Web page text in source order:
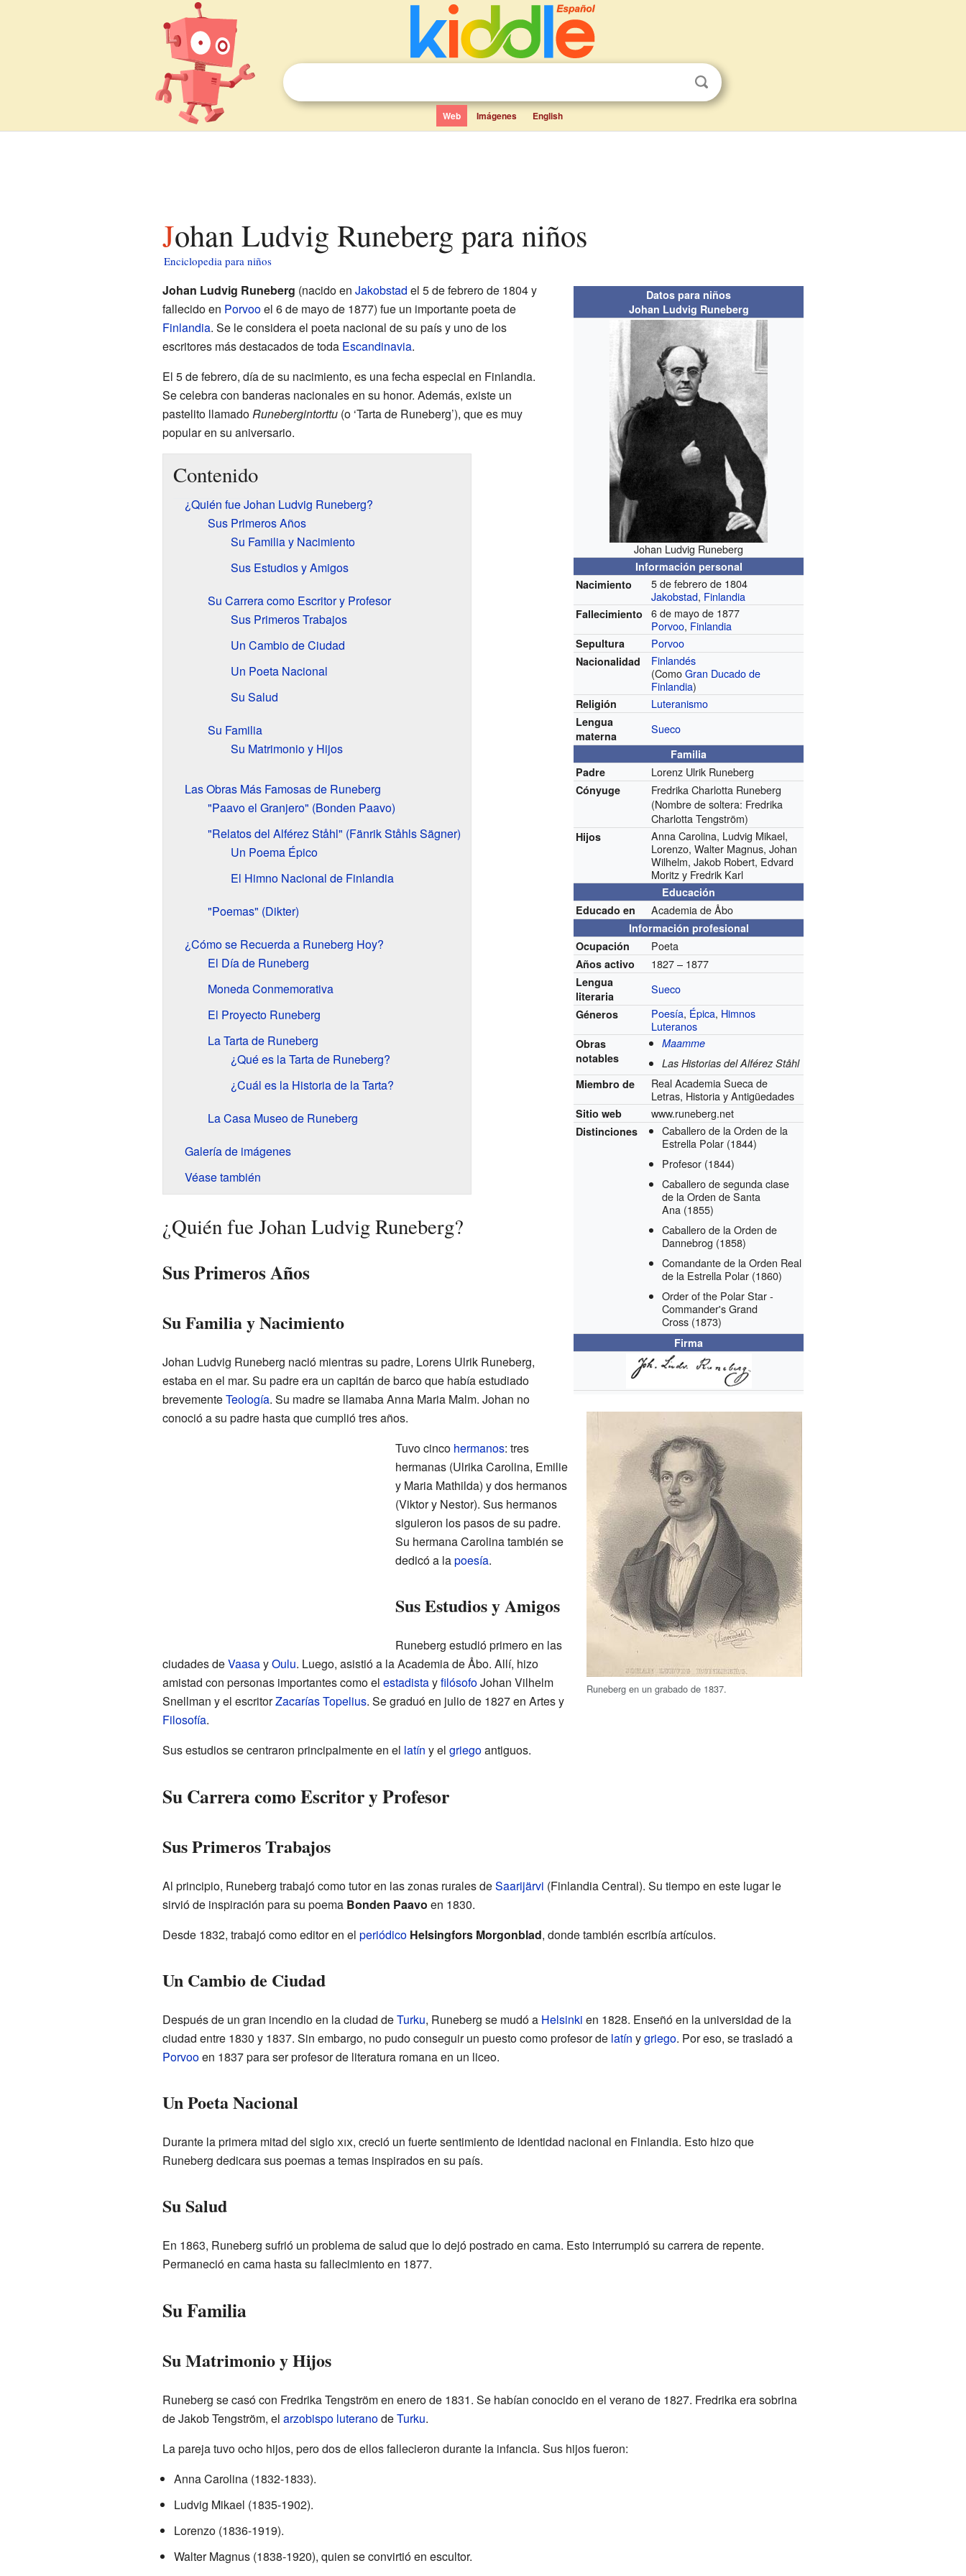
Web Imágenes English
Johan Ludvig Runeberg para niños
Enciclopedia para niños
Datos para niños
Johan Ludvig Runeberg
Johan Ludvig Runeberg
Información personal
Nacimiento
5 de febrero de 1804
Jakobstad, Finlandia
Fallecimiento
6 de mayo de 1877
Porvoo, Finlandia
Sepultura Porvoo
Nacionalidad
Finlandés
(ComoGran Ducado de
Finlandia)
Religión Luteranismo
Lengua
materna
Sueco
Familia
Padre
Lorenz Ulrik Runeberg
Cónyuge
Fredrika Charlotta Runeberg
(Nombre de soltera: Fredrika
Charlotta Tengström)
Hijos
Anna Carolina, Ludvig Mikael,
Lorenzo, Walter Magnus, Johan
Wilhelm, Jakob Robert, Edvard
Moritz y Fredrik Karl
Educación
Educado en
Academia de Åbo
Información profesional
Ocupación
Poeta
Años activo 1827 – 1877
Lengua
literaria
Sueco
Géneros Poesía, Épica, Himnos
Luteranos
Obras
notables
Maamme
Las Historias del Alférez Ståhl
Miembro de
Real Academia Sueca de
Letras, Historia y Antigüedades
Sitio web www.runeberg.net
Distinciones
Caballero de la Orden de la
Estrella Polar (1844)
Profesor (1844)
Caballero de segunda clase
de la Orden de Santa
Ana (1855)
Caballero de la Orden de
Dannebrog (1858)
Comandante de la Orden Real
de la Estrella Polar (1860)
Order of the Polar Star -
Commander's Grand
Cross (1873)
Firma
Runeberg en un grabado de 1837.
Johan Ludvig Runeberg (nacido en Jakobstad el 5 de febrero de 1804 y
fallecido en Porvooel 6 de mayo de 1877) fue un importante poeta de
Finlandia. Se le considera el poeta nacional de su país y uno de los
escritores más destacados de toda Escandinavia.
El 5 de febrero, día de su nacimiento, es una fecha especial en Finlandia.
Se celebra con banderas nacionales en su honor. Además, existe un
pastelito llamadoRunebergintorttu(o ‘Tarta de Runeberg’), que es muy
popular en su aniversario.
Contenido
¿Quién fue Johan Ludvig Runeberg?
Sus Primeros Años
Su Familia y Nacimiento
Sus Estudios y Amigos
Su Carrera como Escritor y Profesor
Sus Primeros Trabajos
Un Cambio de Ciudad
Un Poeta Nacional
Su Salud
Su Familia
Su Matrimonio y Hijos
Las Obras Más Famosas de Runeberg
"Paavo el Granjero" (Bonden Paavo)
"Relatos del Alférez Ståhl" (Fänrik Ståhls Sägner)
Un Poema Épico
El Himno Nacional de Finlandia
"Poemas" (Dikter)
¿Cómo se Recuerda a Runeberg Hoy?
El Día de Runeberg
Moneda Conmemorativa
El Proyecto Runeberg
La Tarta de Runeberg
¿Qué es la Tarta de Runeberg?
¿Cuál es la Historia de la Tarta?
La Casa Museo de Runeberg
Galería de imágenes
Véase también
¿Quién fue Johan Ludvig Runeberg?
Sus Primeros Años
Su Familia y Nacimiento
Johan Ludvig Runeberg nació mientras su padre, Lorens Ulrik Runeberg,
estaba en el mar. Su padre era un capitán de barco que había estudiado
brevementeTeología. Su madre se llamaba Anna Maria Malm. Johan no
conoció a su padre hasta que cumplió tres años.
Tuvo cinco hermanos: tres
hermanas (Ulrika Carolina, Emilie
y Maria Mathilda) y dos hermanos
(Viktor y Nestor). Sus hermanos
siguieron los pasos de su padre.
Su hermana Carolina también se
dedicó a lapoesía.
Sus Estudios y Amigos
Runeberg estudió primero en las
ciudades deVaasayOulu. Luego, asistió a la Academia de Åbo. Allí, hizo
amistad con personas importantes como el estadistayfilósofoJohan Vilhelm
Snellman y el escritorZacarías Topelius. Se graduó en julio de 1827 en Artes y
Filosofía.
Sus estudios se centraron principalmente en el latín y el griegoantiguos.
Su Carrera como Escritor y Profesor
Sus Primeros Trabajos
Al principio, Runeberg trabajó como tutor en las zonas rurales deSaarijärvi (Finlandia Central). Su tiempo en este lugar le
sirvió de inspiración para su poema Bonden Paavo en 1830.
Desde 1832, trabajó como editor en el periódico Helsingfors Morgonblad, donde también escribía artículos.
Un Cambio de Ciudad
Después de un gran incendio en la ciudad deTurku, Runeberg se mudó a Helsinki en 1828. Enseñó en la universidad de la
ciudad entre 1830 y 1837. Sin embargo, no pudo conseguir un puesto como profesor de latín ygriego. Por eso, se trasladó a
Porvooen 1837 para ser profesor de literatura romana en un liceo.
Un Poeta Nacional
Durante la primera mitad del sigloxix, creció un fuerte sentimiento de identidad nacional en Finlandia. Esto hizo que
Runeberg dedicara sus poemas a temas inspirados en su país.
Su Salud
En 1863, Runeberg sufrió un problema de salud que lo dejó postrado en cama. Esto interrumpió su carrera de repente.
Permaneció en cama hasta su fallecimiento en 1877.
Su Familia
Su Matrimonio y Hijos
Runeberg se casó con Fredrika Tengström en enero de 1831. Se habían conocido en el verano de 1827. Fredrika era sobrina
de Jakob Tengström, el arzobispo luteranodeTurku.
La pareja tuvo ocho hijos, pero dos de ellos fallecieron durante la infancia. Sus hijos fueron:
Anna Carolina (1832-1833).
Ludvig Mikael (1835-1902).
Lorenzo (1836-1919).
Walter Magnus (1838-1920), quien se convirtió en escultor.